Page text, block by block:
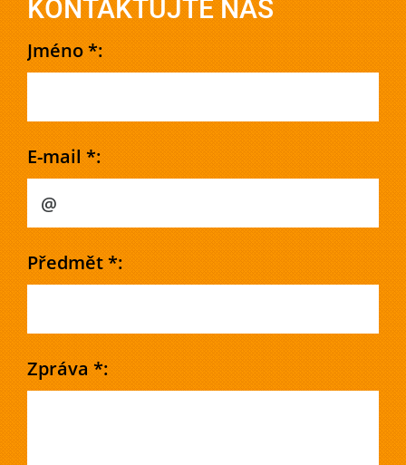
KONTAKTUJTE NÁS
Jméno *:
E-mail *:
Předmět *:
Zpráva *: